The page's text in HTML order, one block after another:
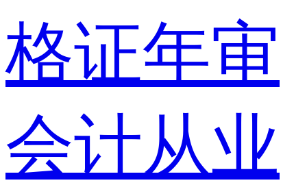
格证年审
会计从业